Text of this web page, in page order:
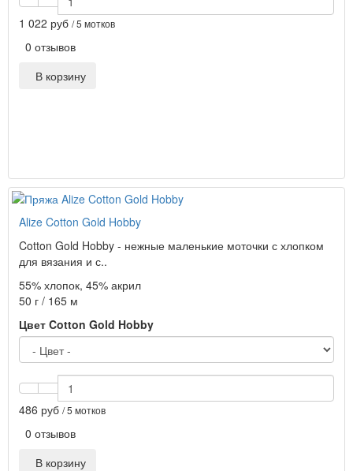
1 022 руб / 5 мотков
0 отзывов
В корзину
Alize Cotton Gold Hobby
Cotton Gold Hobby - нежные маленькие моточки с хлопком
для вязания и с..
55% хлопок, 45% акрил
50 г / 165 м
Цвет Cotton Gold Hobby
486 руб / 5 мотков
0 отзывов
В корзину